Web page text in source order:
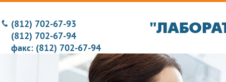
(812) 702-67-93
(812) 702-67-94
факс: (812) 702-67-94